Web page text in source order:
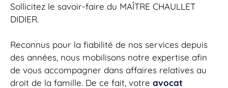
Sollicitez le savoir-faire du MAÎTRE CHAULLET
DIDIER.
Reconnus pour la fiabilité de nos services depuis
des années, nous mobilisons notre expertise afin
de vous accompagner dans affaires relatives au
droit de la famille. De ce fait, votre avocat